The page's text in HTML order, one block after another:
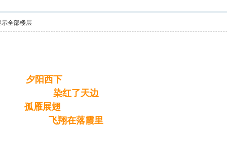
示全部楼层
夕阳西下
染红了天边
孤雁展翅
飞翔在落霞里